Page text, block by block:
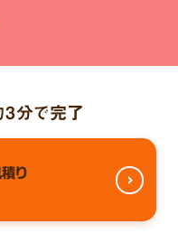
3分で完了
り